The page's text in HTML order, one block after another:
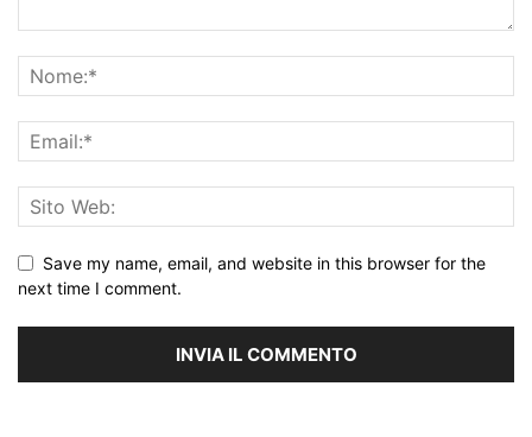
Save my name, email, and website in this browser for the
next time I comment.